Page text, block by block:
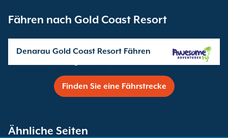
Fähren nach Gold Coast Resort
Denarau Gold Coast Resort Fähren
Finden Sie eine Fährstrecke
Ähnliche Seiten